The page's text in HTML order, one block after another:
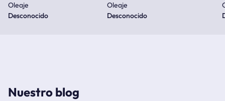
Oleaje
Desconocido
Oleaje
Desconocido
Nuestro blog